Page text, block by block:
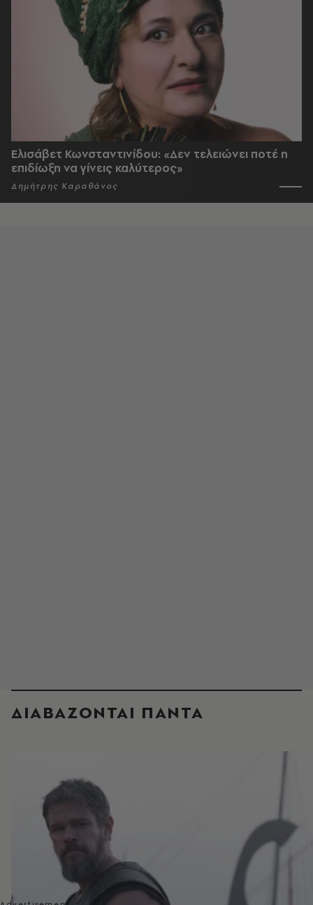
Ελισάβετ Κωνσταντινίδου: «Δεν τελειώνει ποτέ η
επιδίωξη να γίνεις καλύτερος»
Δημήτρης Καραθάνος
ΔΙΑΒΑΖΟΝΤΑΙ ΠΑΝΤΑ